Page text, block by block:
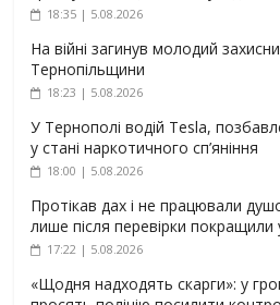
18:35 | 5.08.2026
На війні загинув молодий
Тернопільщини
18:23 | 5.08.2026
У Тернополі водій Tesla,
у стані наркотичного сп’яніння
18:00 | 5.08.2026
Протікав дах і не працювали
лише після перевірки
17:22 | 5.08.2026
«Щодня надходять скарги»: у